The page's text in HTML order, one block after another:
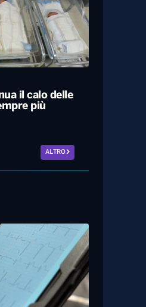
il calo delle
più
ALTRO